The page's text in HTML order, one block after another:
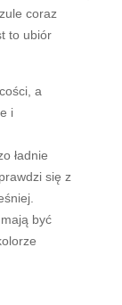
coraz
to ubiór
a
i
ładnie
się z
być